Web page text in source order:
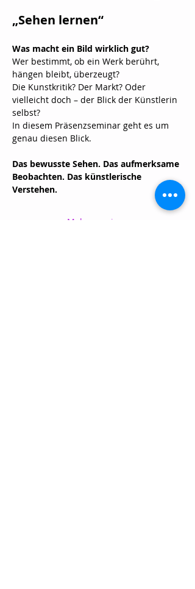
„Sehen lernen“
Was macht ein Bild wirklich gut?
Wer bestimmt, ob ein Werk berührt,
hängen bleibt, überzeugt?
Die Kunstkritik? Der Markt? Oder
vielleicht doch – der Blick der Künstlerin
selbst?
In diesem Präsenzseminar geht es um
genau diesen Blick.
Das bewusste Sehen. Das aufmerksame
Beobachten. Das künstlerische
Verstehen.
Mehr anzeigen